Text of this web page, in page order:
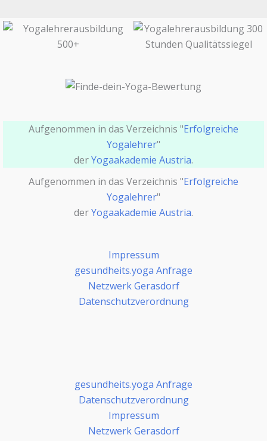
Aufgenommen in das Verzeichnis "Erfolgreiche
Yogalehrer"
derYogaakademie Austria.
Aufgenommen in das Verzeichnis "Erfolgreiche
Yogalehrer"
derYogaakademie Austria.
Impressum
gesundheits.yoga Anfrage
Netzwerk Gerasdorf
Datenschutzverordnung
gesundheits.yoga Anfrage
Datenschutzverordnung
Impressum
Netzwerk Gerasdorf